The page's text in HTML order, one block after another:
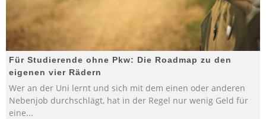
Für Studierende ohne Pkw: Die Roadmap zu den
eigenen vier Rädern
Wer an der Uni lernt und sich mit dem einen oder anderen
Nebenjob durchschlägt, hat in der Regel nur wenig Geld für
eine...